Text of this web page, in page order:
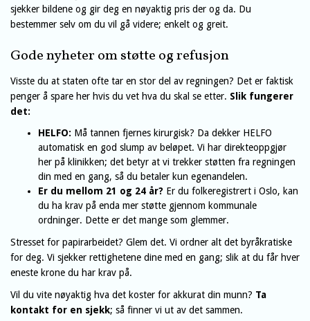
sjekker bildene og gir deg en nøyaktig pris der og da. Du
bestemmer selv om du vil gå videre; enkelt og greit.
Gode nyheter om støtte og refusjon
Visste du at staten ofte tar en stor del av regningen? Det er faktisk
penger å spare her hvis du vet hva du skal se etter. Slik fungerer
det:
HELFO: Må tannen fjernes kirurgisk? Da dekker HELFO
automatisk en god slump av beløpet. Vi har direkteoppgjør
her på klinikken; det betyr at vi trekker støtten fra regningen
din med en gang, så du betaler kun egenandelen.
Er du mellom 21 og 24 år? Er du folkeregistrert i Oslo, kan
du ha krav på enda mer støtte gjennom kommunale
ordninger. Dette er det mange som glemmer.
Stresset for papirarbeidet? Glem det. Vi ordner alt det byråkratiske
for deg. Vi sjekker rettighetene dine med en gang; slik at du får hver
eneste krone du har krav på.
Vil du vite nøyaktig hva det koster for akkurat din munn? Ta
kontakt for en sjekk; så finner vi ut av det sammen.